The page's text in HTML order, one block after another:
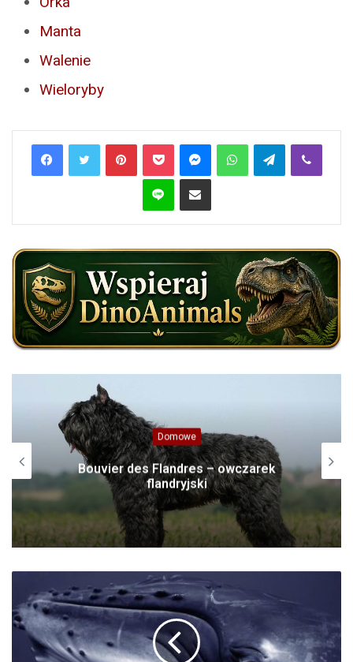
Manta
Walenie
Wieloryby
PinterestPocket MessengerWhatsAppTelegramViber
Line Share via Email
Domowe
Bouvier des Flandres – owczarek
flandryjski